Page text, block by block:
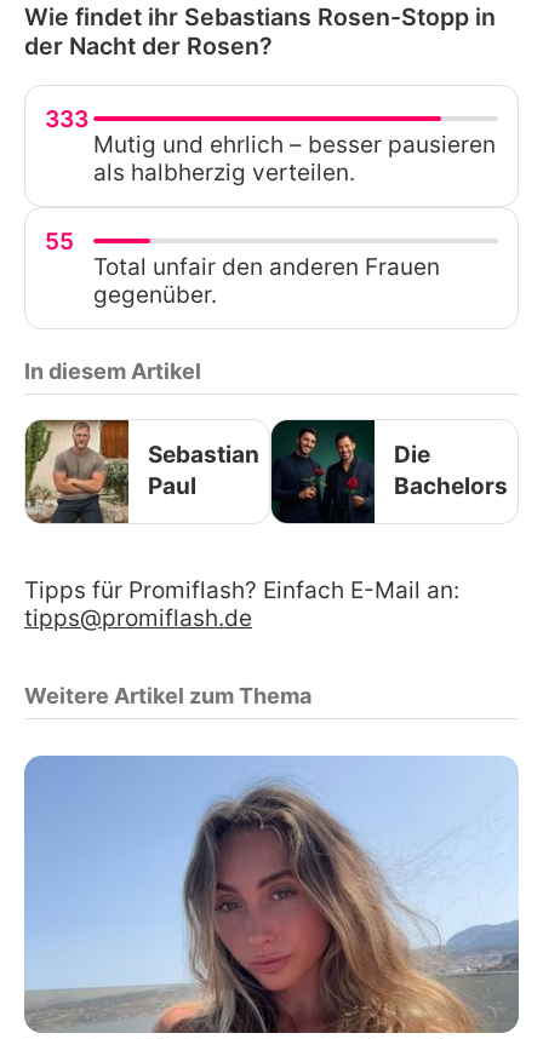
Wie findet ihr Sebastians Rosen-Stopp in
der Nacht der Rosen?
333
Mutig und ehrlich – besser pausieren
als halbherzig verteilen.
55
Total unfair den anderen Frauen
gegenüber.
In diesem Artikel
Sebastian
Paul
Die
Bachelors
Tipps für Promiflash? Einfach E-Mail an:
tipps@promiflash.de
Weitere Artikel zum Thema